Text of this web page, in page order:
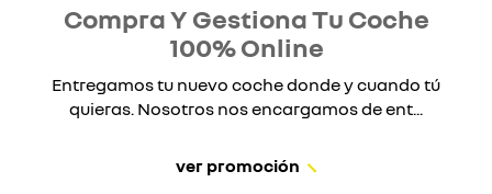
Compra Y Gestiona Tu Coche
100% Online
Entregamos tu nuevo coche donde y cuando tú
quieras. Nosotros nos encargamos de ent...
ver promoción